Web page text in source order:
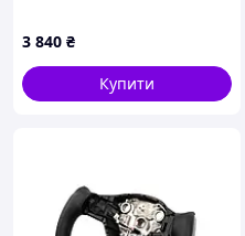
3 840 ₴
Купити